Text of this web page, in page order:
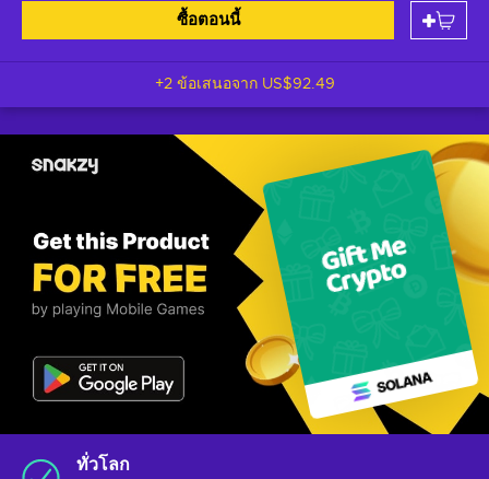
ซื้อตอนนี้
+2 ข้อเสนอจาก US$92.49
ทั่วโลก